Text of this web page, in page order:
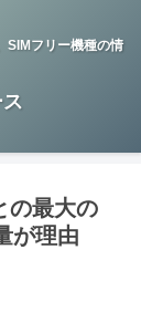
SIMフリー機種の情
の最大の
が理由